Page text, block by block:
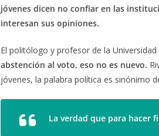
jóvenes dicen no confiar en las
interesan sus opiniones.
El politólogo y profesor de la Universidad
abstención al voto, eso no es nuevo.
jóvenes, la palabra política es sinónimo
La verdad que para hacer